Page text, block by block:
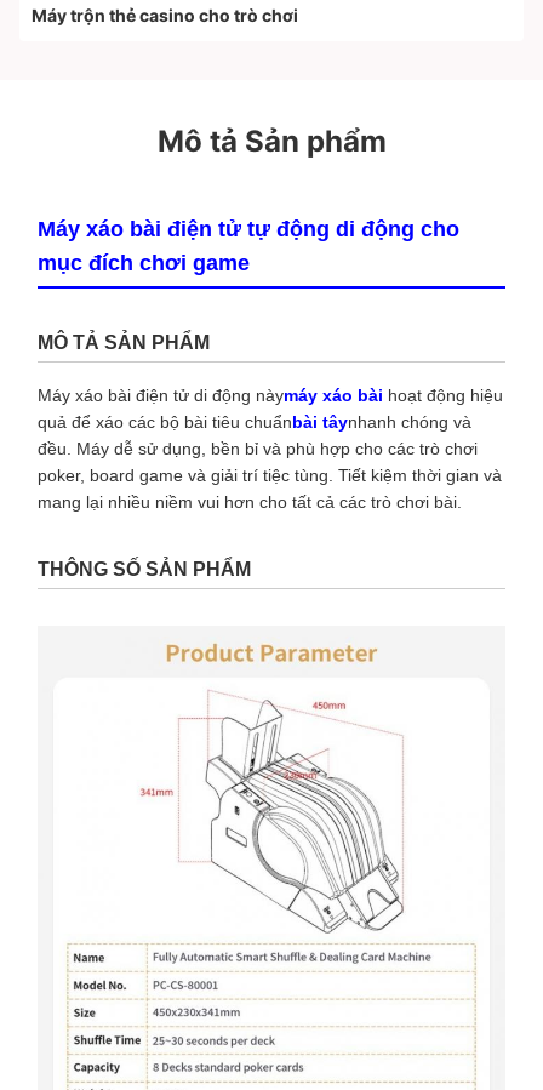
Máy trộn thẻ casino cho trò chơi
Mô tả Sản phẩm
Máy xáo bài điện tử tự động di động cho
mục đích chơi game
MÔ TẢ SẢN PHẨM
Máy xáo bài điện tử di động nàymáy xáo bài hoạt động hiệu
quả để xáo các bộ bài tiêu chuẩnbài tâynhanh chóng và
đều. Máy dễ sử dụng, bền bỉ và phù hợp cho các trò chơi
poker, board game và giải trí tiệc tùng. Tiết kiệm thời gian và
mang lại nhiều niềm vui hơn cho tất cả các trò chơi bài.
THÔNG SỐ SẢN PHẨM